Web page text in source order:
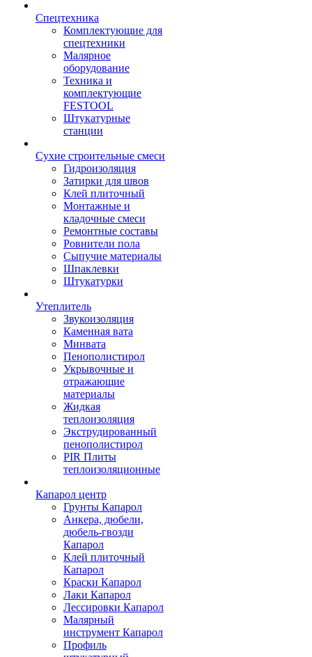
Спецтехника
Комплектующие для
спецтехники
Малярное
оборудование
Техника и
комплектующие
FESTOOL
Штукатурные
станции
Сухие строительные смеси
Гидроизоляция
Затирки для швов
Клей плиточный
Монтажные и
кладочные смеси
Ремонтные составы
Ровнители пола
Сыпучие материалы
Шпаклевки
Штукатурки
Утеплитель
Звукоизоляция
Каменная вата
Минвата
Пенополистирол
Укрывочные и
отражающие
материалы
Жидкая
теплоизоляция
Экструдированный
пенополистирол
PIR Плиты
теплоизоляционные
Капарол центр
Грунты Капарол
Анкера, дюбели,
дюбель-гвозди
Капарол
Клей плиточный
Капарол
Краски Капарол
Лаки Капарол
Лессировки Капарол
Малярный
инструмент Капарол
Профиль